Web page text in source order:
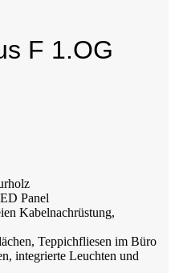
F 1.OG
Panel
Kabelnachrüstung,
Teppichfliesen im Büro
integrierte Leuchten und